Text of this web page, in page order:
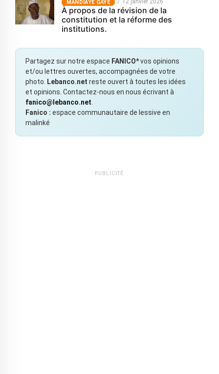
MANDIAYE GAYE
À propos de la révision de la
constitution et la réforme des
institutions.
Partagez sur notre espace FANICO*vos opinions
et/ou lettres ouvertes, accompagnées de votre
photo.
Lebanco.net reste ouvert à toutes les idées
et opinions. Contactez-nous en nous écrivant à
fanico@lebanco.net
Fanico : espace communautaire de lessive en
malinké
PUBLICITÉ